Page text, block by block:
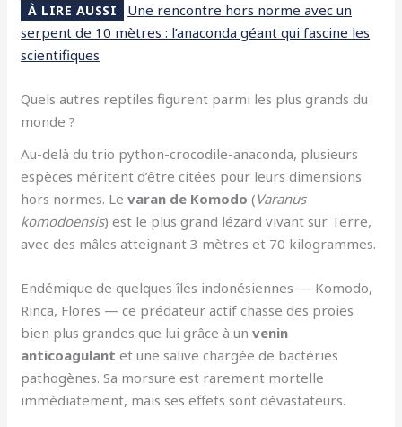
À LIRE AUSSI
Une rencontre hors norme avec un
serpent de 10 mètres : l’anaconda géant qui fascine les
scientifiques
Quels autres reptiles figurent parmi les plus grands du
monde ?
Au-delà du trio python-crocodile-anaconda, plusieurs
espèces méritent d’être citées pour leurs dimensions
hors normes. Levaran de Komodo (Varanus
komodoensis) est le plus grand lézard vivant sur Terre,
avec des mâles atteignant 3 mètres et 70 kilogrammes.
Endémique de quelques îles indonésiennes — Komodo,
Rinca, Flores — ce prédateur actif chasse des proies
bien plus grandes que lui grâce à unvenin
anticoagulant et une salive chargée de bactéries
pathogènes. Sa morsure est rarement mortelle
immédiatement, mais ses effets sont dévastateurs.